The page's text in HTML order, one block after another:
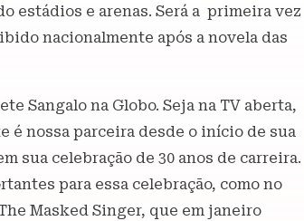
estádios e arenas. Será a primeira vez
nacionalmente após a novela das
Sangalo na Globo. Seja na TV aberta,
é nossa parceira desde o início de sua
sua celebração de 30 anos de carreira.
para essa celebração, como no
Masked Singer, que em janeiro